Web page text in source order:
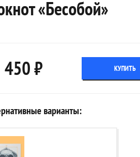
«Бесобой»
450 ₽ КУПИТЬ
варианты: